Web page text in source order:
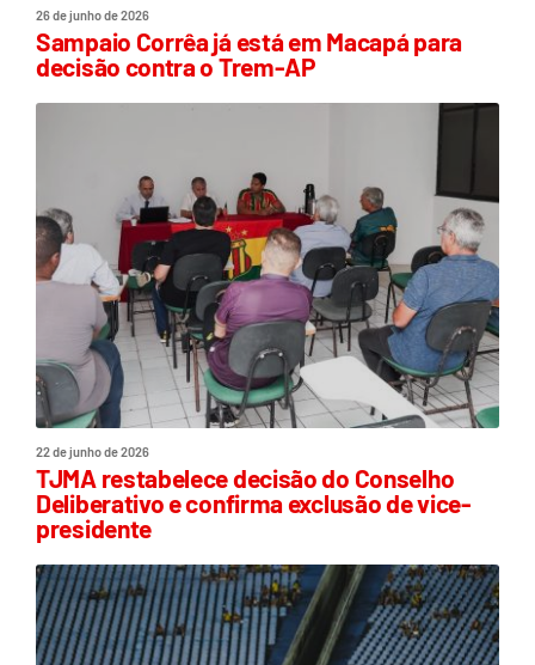
26 de junho de 2026
Sampaio Corrêa já está em Macapá para
decisão contra o Trem-AP
22 de junho de 2026
TJMA restabelece decisão do Conselho
Deliberativo e confirma exclusão de vice-
presidente